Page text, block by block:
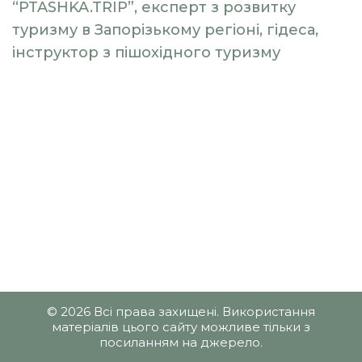
“PTASHKA.TRIP”, експерт з розвитку
туризму в Запорізькому регіоні, гідеса,
інструктор з пішохідного туризму
© 2026 Всі права захищені. Використання
матеріалів цього сайту можливе тільки з
посиланням на джерело.